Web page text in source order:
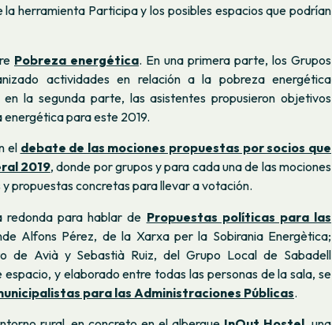
herramienta Participa y los posibles espacios que podrían
Pobreza energética. En una primera parte, los Grupos
actividades en relación a la pobreza energética
la segunda parte, las asistentes propusieron objetivos
para este 2019.
el debate de las mociones propuestas por socios que
2019, donde por grupos y para cada una de las mociones
y propuestas concretas para llevar a votación.
redonda para hablar de Propuestas políticas para las
Alfons Pérez, de la Xarxa per la Sobirania Energètica;
de Avià y Sebastià Ruiz, del Grupo Local de Sabadell
y elaborado entre todas las personas de la sala, se
para las Administraciones Públicas.